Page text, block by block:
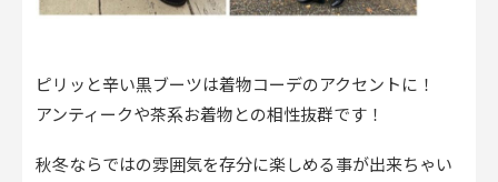
ピリッと辛い黒ブーツは着物コーデのアクセントに！
アンティークや茶系お着物との相性抜群です！
秋冬ならではの雰囲気を存分に楽しめる事が出来ちゃい